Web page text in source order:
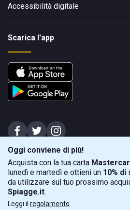
Oggi conviene di più!
Acquista con la tua carta
lunedì e martedì e ottieni un 10% di
da utilizzare sul tuo prossimo
Spiagge.it.
Leggi il regolamento
Accessibilità digitale
Scarica l'app
Spiagge Srl - Sede legale: Via Marecchiese
capitale sociale Euro 31245,57 - Iscritta al
Sede operativa: Via Flaminia 180, 47924
info@spiagge.it - p.i./c.f. 04536640404
© 2026 Spiagge Srl. Tutti i diritti